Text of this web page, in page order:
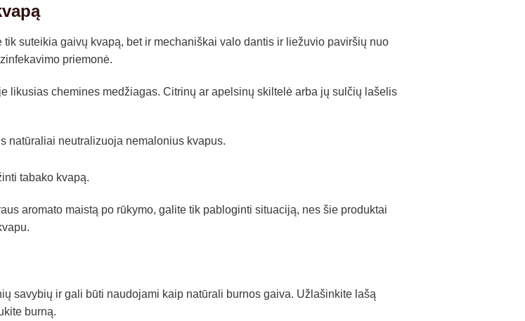
suteikia gaivų kvapą, bet ir mechaniškai valo dantis ir liežuvio paviršių nuo
priemonė.
likusias chemines medžiagas. Citrinų ar apelsinų skiltelė arba jų sulčių lašelis
natūraliai neutralizuoja nemalonius kvapus.
tabako kvapą.
aromato maistą po rūkymo, galite tik pabloginti situaciją, nes šie produktai
savybių ir gali būti naudojami kaip natūrali burnos gaiva. Užlašinkite lašą
burną.